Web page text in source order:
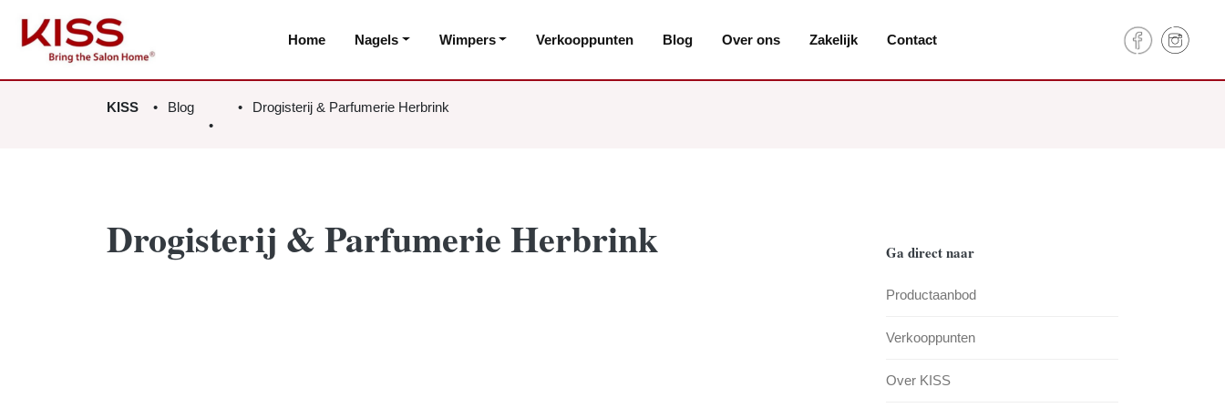
Home Nagels Wimpers Verkooppunten Blog Over ons Zakelijk Contact
KISS Blog Drogisterij & Parfumerie Herbrink
Drogisterij & Parfumerie Herbrink Ga direct naar
Productaanbod
Verkooppunten
Over KISS